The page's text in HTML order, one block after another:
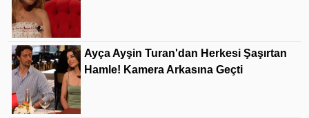
Ayça Ayşin Turan'dan Herkesi Şaşırtan
Hamle! Kamera Arkasına Geçti